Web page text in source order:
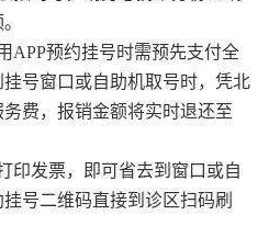
APP预约挂号时需预先支付全
号窗口或自助机取号时，凭北
费，报销金额将实时退还至
印发票，即可省去到窗口或自
号二维码直接到诊区扫码刷